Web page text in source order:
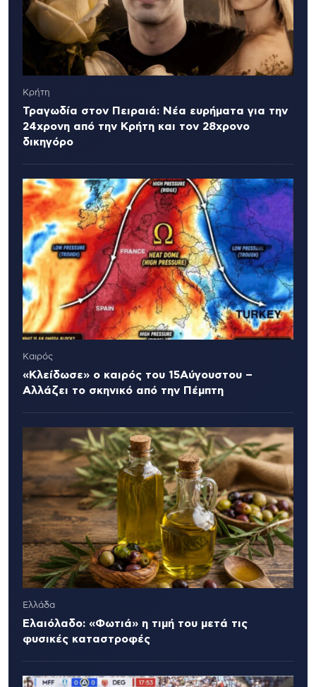
Κρήτη
Τραγωδία στον Πειραιά: Νέα ευρήματα για την
24χρονη από την Κρήτη και τον 28χρονο
δικηγόρο
Καιρός
«Κλείδωσε» ο καιρός του 15Αύγουστου –
Αλλάζει το σκηνικό από την Πέμπτη
Ελλάδα
Ελαιόλαδο: «Φωτιά» η τιμή του μετά τις
φυσικές καταστροφές